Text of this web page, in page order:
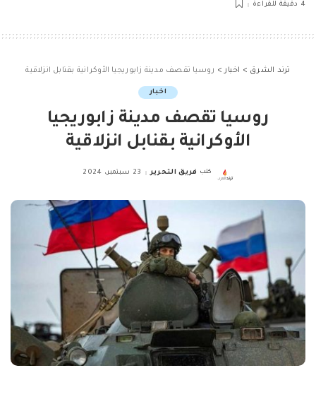
4 دقيقة للقراءة
ترند الشرق > اخبار > روسيا تقصف مدينة زابوريجيا الأوكرانية بقنابل انزلاقية
اخبار
روسيا تقصف مدينة زابوريجيا
الأوكرانية بقنابل انزلاقية
Posted
كتب فريق التحرير 23 سبتمبر، 2024